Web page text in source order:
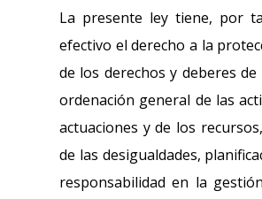
La presente ley tiene, por
efectivo el derecho a la
de los derechos y deberes
ordenación general de las
actuaciones y de los
de las desigualdades,
responsabilidad en la